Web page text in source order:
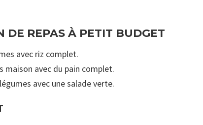
DE REPAS À PETIT BUDGET
avec riz complet.
maison avec du pain complet.
avec une salade verte.